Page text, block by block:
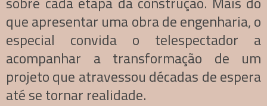
que apresentar uma obra de engenharia, o
especial convida o telespectador a
acompanhar a transformação de um
projeto que atravessou décadas de espera
até se tornar realidade.